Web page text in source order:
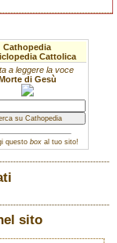
Cathopedia
Cattolica
a leggere la voce
di Gesù
questo box al tuo sito!
sito